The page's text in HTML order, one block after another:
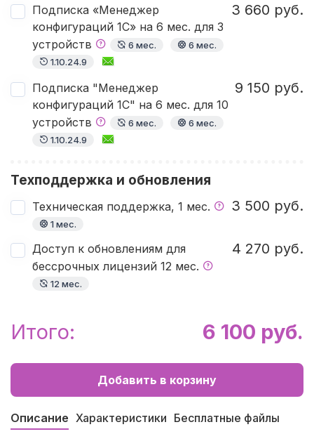
Подписка «Менеджер
конфигураций 1С» на 6 мес. для 3
устройств
6 мес.
6 мес.
1.10.24.9
3 660 руб.
Подписка "Менеджер
конфигураций 1С" на 6 мес. для 10
устройств
6 мес.
6 мес.
1.10.24.9
9 150 руб.
Техподдержка и обновления
Техническая поддержка, 1 мес.
1 мес.
3 500 руб.
Доступ к обновлениям для
бессрочных лицензий 12 мес.
12 мес.
4 270 руб.
Итого: 6 100 руб.
Добавить в корзину
Описание Характеристики Бесплатные файлы